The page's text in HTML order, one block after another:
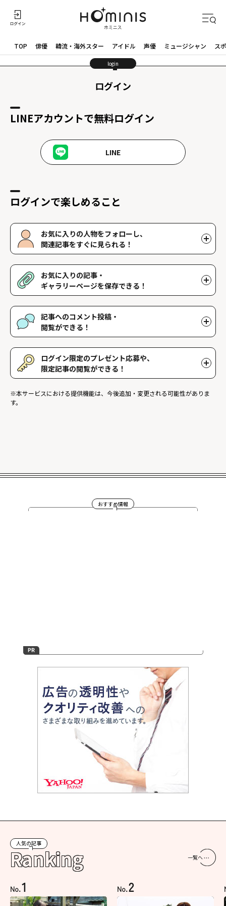
TOP 俳優 韓流・海外スター アイドル 声優 ミュージシャン ス
login
ログイン
LINEアカウントで無料ログイン
LINE
ログインで楽しめること
お気に入りの人物をフォローし、
関連記事をすぐに見られる！
好きな人物をフォローすることで、マイページで好きな人物の関連
記事を閲覧することができます。好きな人物一覧はマイページで確
認できます。
お気に入りの記事・
ギャラリーページを保存できる！
好きな記事やギャラリーページを保存し、マイページでいつでも閲
覧することができます。
記事へのコメント投稿・
閲覧ができる！
記事に対して応援や感想などのコメントができ、他のファンが投稿
したコメントを読むことができます。
ログイン限定のプレゼント応募や、
限定記事の閲覧ができる！
た、ログイン限定記事を閲覧することができます。
※本サービスにおける提供機能は、今後追加・変更される可能性がありま
す。
おすすめ情報
人気の記事
Ranking 一覧へ
No.1 No.2